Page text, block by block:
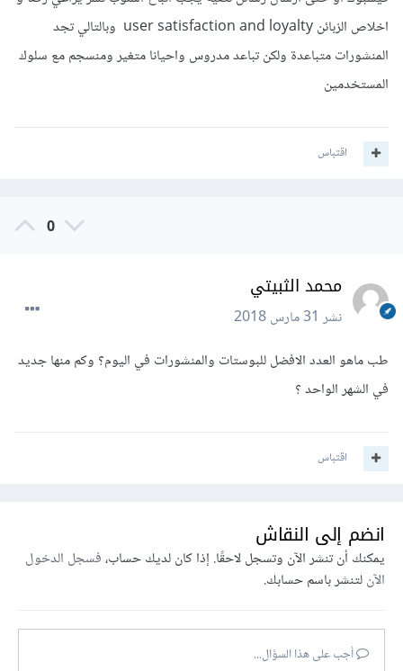
اخلاص الزبائن user satisfaction and loyalty وبالتالي تجد
المنشورات متباعدة ولكن تباعد مدروس واحيانا متغير ومنسجم مع سلوك
المستخدمين
اقتباس
0
محمد الثبيتي
نشر31 مارس 2018
طب ماهو العدد الافضل للبوستات والمنشورات في اليوم؟ وكم منها جديد
في الشهر الواحد ؟
اقتباس
انضم إلى النقاش
يمكنك أن تنشر الآن وتسجل لاحقًا. إذا كان لديك حساب،فسجل الدخول
الآنلتنشر باسم حسابك.
أجب على هذا السؤال...